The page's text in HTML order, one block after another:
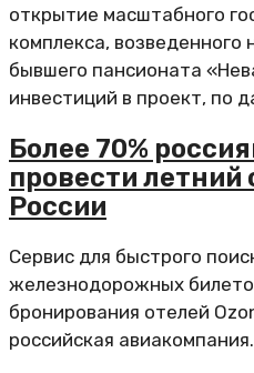
открытие масштабного
комплекса, возведенного
бывшего пансионата
инвестиций в проект, по
Более 70%
провести летний
России
Сервис для быстрого
железнодорожных
бронирования отелей
российская